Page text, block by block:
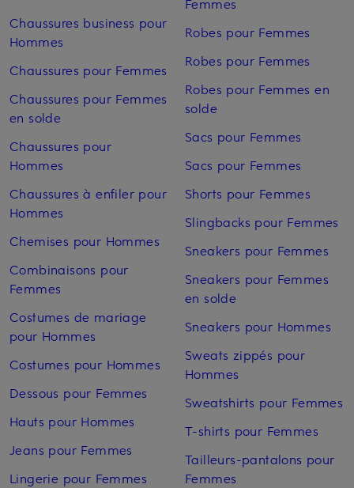
Chaussures business pour
Hommes
Chaussures pour Femmes
Chaussures pour Femmes
en solde
Chaussures pour
Hommes
Chaussures à enfiler pour
Hommes
Chemises pour Hommes
Combinaisons pour
Femmes
Costumes de mariage
pour Hommes
Costumes pour Hommes
Dessous pour Femmes
Hauts pour Hommes
Jeans pour Femmes
Lingerie pour Femmes
Robes pour Femmes
Robes pour Femmes
Robes pour Femmes en
solde
Sacs pour Femmes
Sacs pour Femmes
Shorts pour Femmes
Slingbacks pour Femmes
Sneakers pour Femmes
Sneakers pour Femmes
en solde
Sneakers pour Hommes
Sweats zippés pour
Hommes
Sweatshirts pour Femmes
T-shirts pour Femmes
Tailleurs-pantalons pour
Femmes